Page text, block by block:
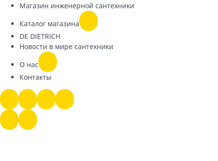
Магазин инженерной сантехники
Каталог магазина
DE DIETRICH
Новости в мире сантехники
О нас
Контакты